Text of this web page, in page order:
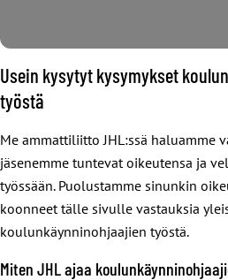
Usein kysytyt kysymykset
työstä
Me ammattiliitto JHL:ssä haluamme
jäsenemme tuntevat oikeutensa ja
työssään. Puolustamme sinunkin
koonneet tälle sivulle vastauksia
koulunkäynninohjaajien työstä.
Miten JHL ajaa